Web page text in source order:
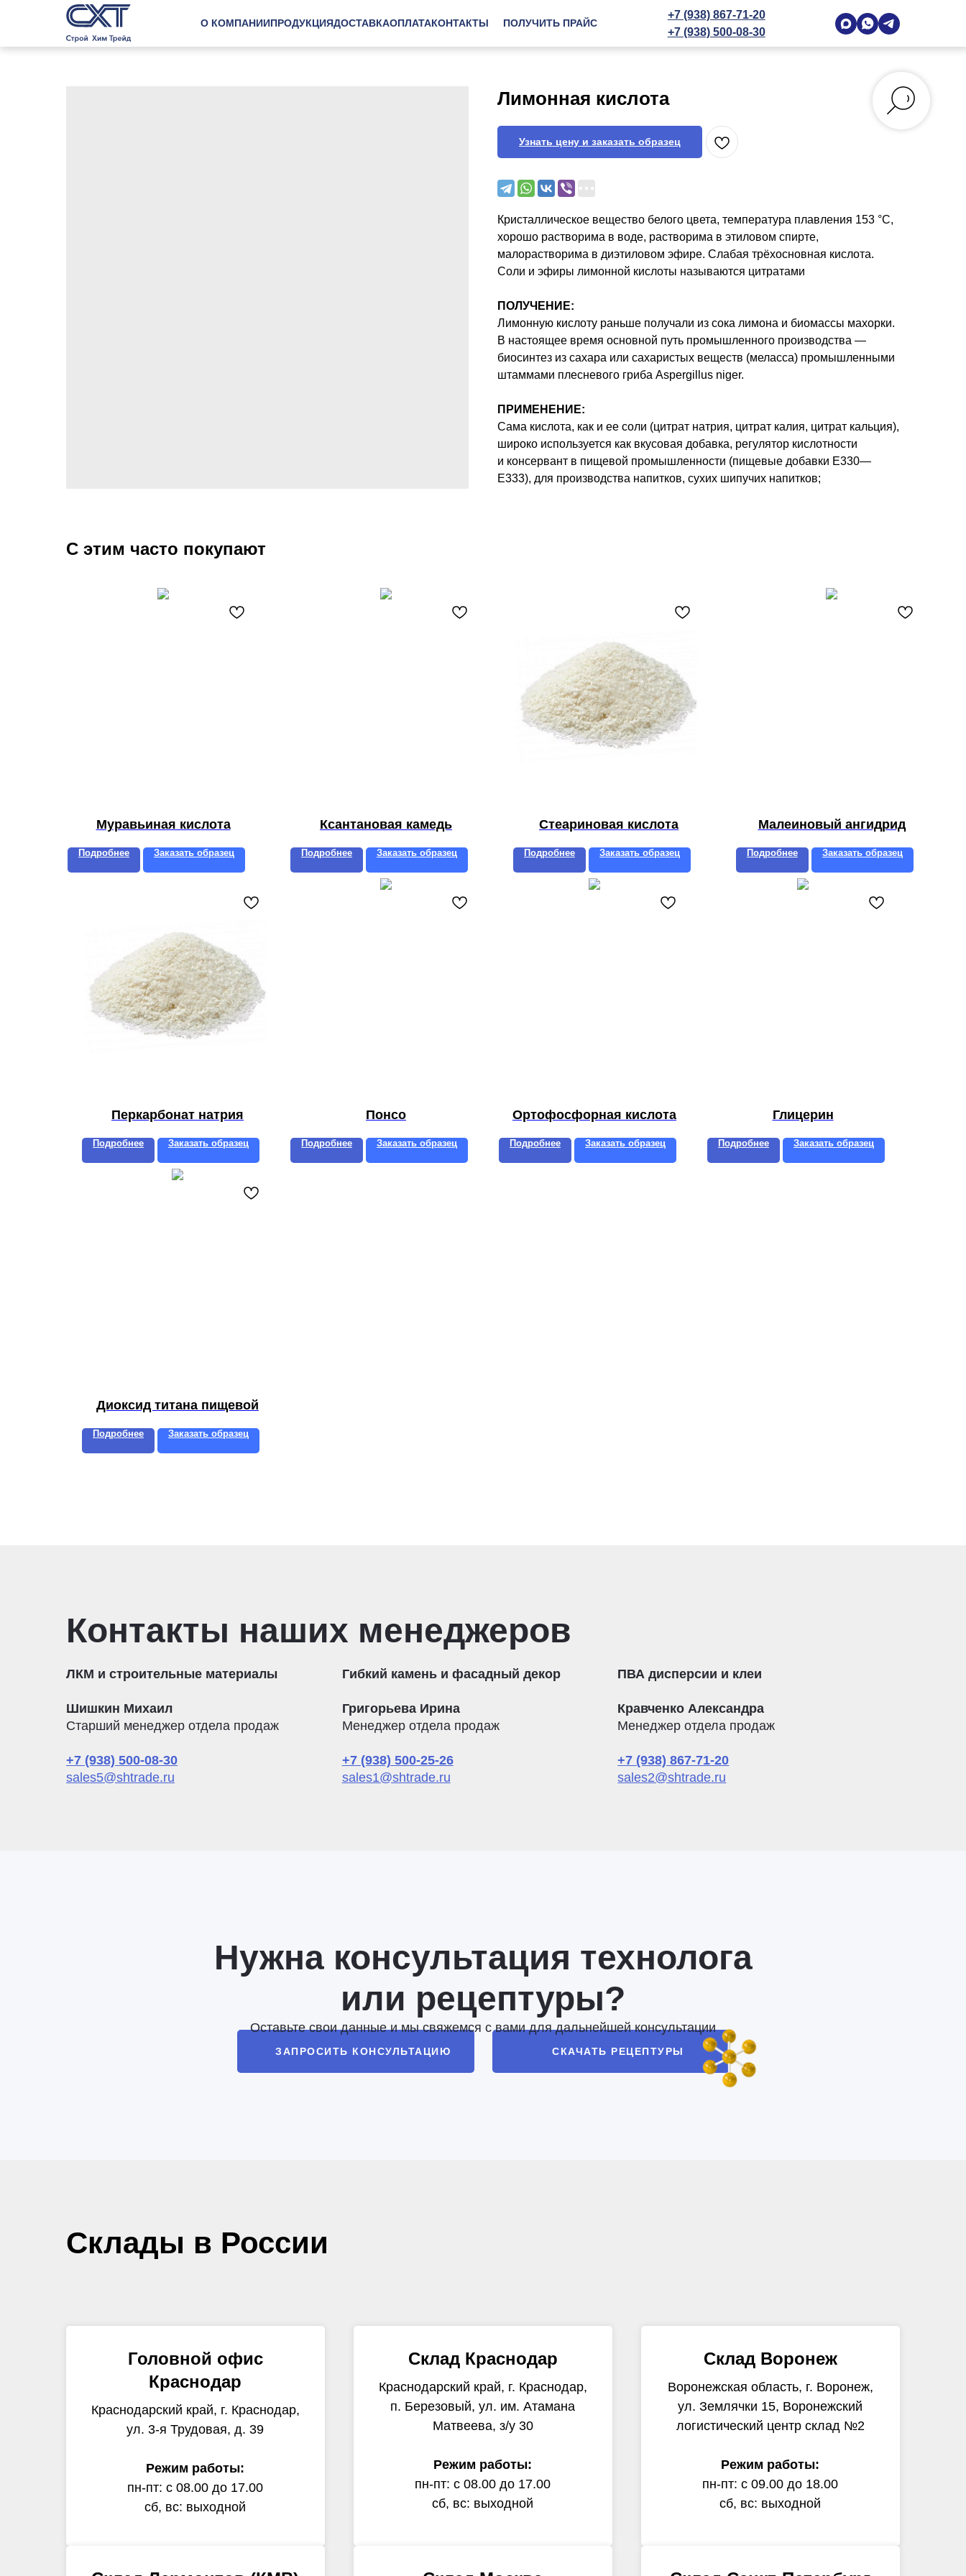
О КОМПАНИИПРОДУКЦИЯДОСТАВКАОПЛАТАКОНТАКТЫ ПОЛУЧИТЬ ПРАЙС
+7 (938) 867-71-20
+7 (938) 500-08-30
Лимонная кислота
Узнать цену и заказать образец
Кристаллическое вещество белого цвета, температура плавления 153 °C,
хорошо растворима в воде, растворима в этиловом спирте,
малорастворима в диэтиловом эфире. Слабая трёхосновная кислота.
Соли и эфиры лимонной кислоты называются цитратами
ПОЛУЧЕНИЕ:
Лимонную кислоту раньше получали из сока лимона и биомассы махорки.
В настоящее время основной путь промышленного производства —
биосинтез из сахара или сахаристых веществ (меласса) промышленными
штаммами плесневого гриба Aspergillus niger.
ПРИМЕНЕНИЕ:
Сама кислота, как и ее соли (цитрат натрия, цитрат калия, цитрат кальция),
широко используется как вкусовая добавка, регулятор кислотности
и консервант в пищевой промышленности (пищевые добавки E330—
Е333), для производства напитков, сухих шипучих напитков;
С этим часто покупают
Муравьиная кислота
Подробнее Заказать образец
Ксантановая камедь
Подробнее Заказать образец
Стеариновая кислота
Подробнее Заказать образец
Малеиновый ангидрид
Подробнее Заказать образец
Перкарбонат натрия
Подробнее Заказать образец
Понсо
Подробнее Заказать образец
Ортофосфорная кислота
Подробнее Заказать образец
Глицерин
Подробнее Заказать образец
Диоксид титана пищевой
Подробнее Заказать образец
Контакты наших менеджеров
ЛКМ и строительные материалы
Шишкин Михаил
Старший менеджер отдела продаж
+7 (938) 500-08-30
sales5@shtrade.ru
Гибкий камень и фасадный декор
Григорьева Ирина
Менеджер отдела продаж
+7 (938) 500-25-26
sales1@shtrade.ru
ПВА дисперсии и клеи
Кравченко Александра
Менеджер отдела продаж
+7 (938) 867-71-20
sales2@shtrade.ru
СКАЧАТЬ РЕЦЕПТУРЫ
ЗАПРОСИТЬ КОНСУЛЬТАЦИЮ
Нужна консультация технолога
или рецептуры?
Оставьте свои данные и мы свяжемся с вами для дальнейшей консультации
Склады в России
Головной офис
Краснодар
Краснодарский край, г. Краснодар,
ул. 3-я Трудовая, д. 39
Режим работы:
пн-пт: с 08.00 до 17.00
сб, вс: выходной
Склад Краснодар
Краснодарский край, г. Краснодар,
п. Березовый, ул. им. Атамана
Матвеева, з/у 30
Режим работы:
пн-пт: с 08.00 до 17.00
сб, вс: выходной
Склад Воронеж
Воронежская область, г. Воронеж,
ул. Землячки 15, Воронежский
логистический центр склад №2
Режим работы:
пн-пт: с 09.00 до 18.00
сб, вс: выходной